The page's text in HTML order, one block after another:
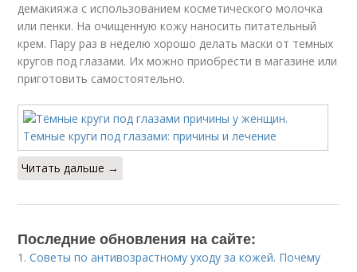
демакияжа с использованием косметического молочка
или пенки. На очищенную кожу наносить питательный
крем. Пару раз в неделю хорошо делать маски от темных
кругов под глазами. Их можно приобрести в магазине или
приготовить самостоятельно.
Читать дальше →
Последние обновления на сайте:
1.Советы по антивозрастному уходу за кожей. Почему